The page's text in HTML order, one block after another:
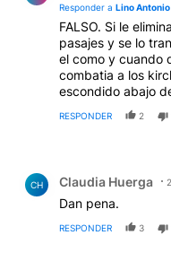
Responder a Lino
FALSO. Si le
pasajes y se lo
el como y cuando
combatia a los
escondido abajo
RESPONDER 2
CH Claudia Huerga
Dan pena.
RESPONDER 3